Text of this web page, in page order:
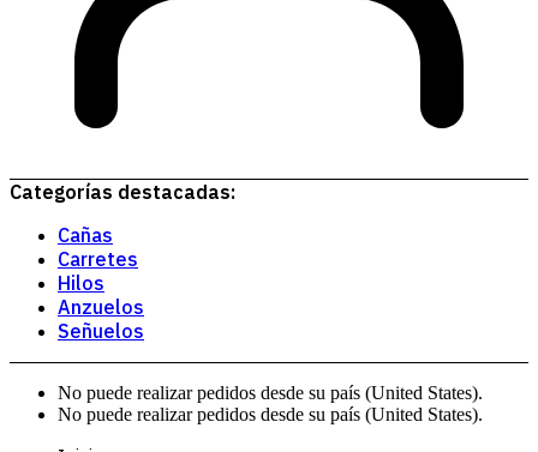
Categorías destacadas:
Cañas
Carretes
Hilos
Anzuelos
Señuelos
No puede realizar pedidos desde su país (United States).
No puede realizar pedidos desde su país (United States).